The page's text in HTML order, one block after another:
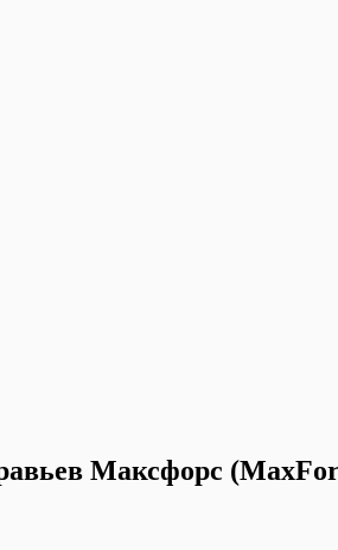
Максфорс